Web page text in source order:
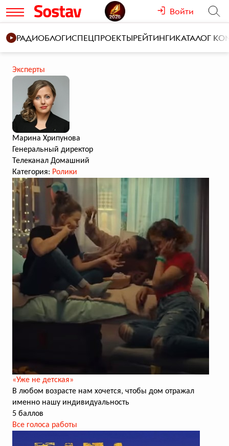
Войти
РАДИОБЛОГИСПЕЦПРОЕКТЫРЕЙТИНГИКАТАЛОГ
Эксперты
Марина Хрипунова
Генеральный директор
Телеканал Домашний
Категория: Ролики
«Уже не детская»
В любом возрасте нам хочется, чтобы дом отражал
именно нашу индивидуальность
5 баллов
Все голоса работы